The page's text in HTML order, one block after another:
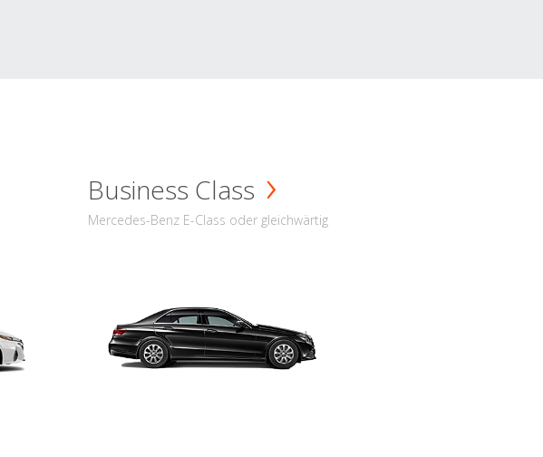
Business Class
Mercedes-Benz E-Class oder gleichwärtig